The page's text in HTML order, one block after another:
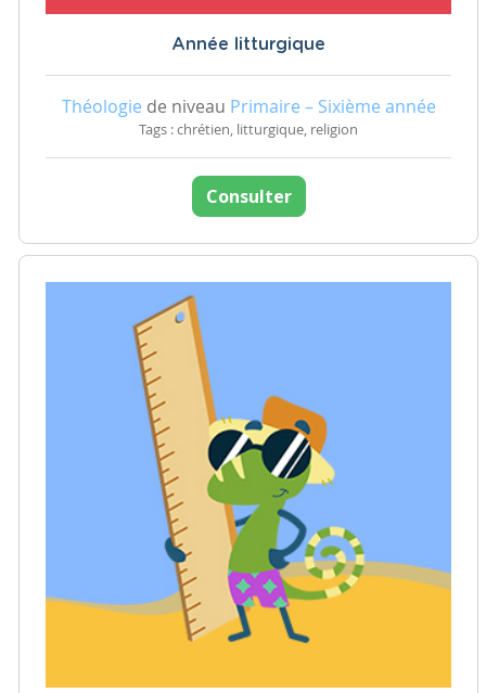
Année litturgique
Théologie de niveau Primaire – Sixième année
Tags : chrétien, litturgique, religion
Consulter